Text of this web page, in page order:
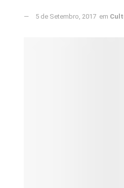
5 de Setembro, 2017 em